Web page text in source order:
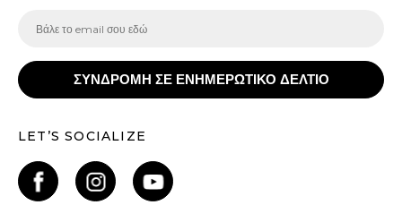
ΣΥΝΔΡΟΜΗ ΣΕ ΕΝΗΜΕΡΩΤΙΚΟ ΔΕΛΤΙΟ
LET’S SOCIALIZE